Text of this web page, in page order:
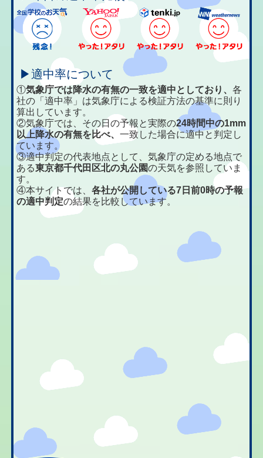
▶適中率について
①気象庁では降水の有無の一致を適中としており、各
社の「適中率」は気象庁による検証方法の基準に則り
算出しています。
②気象庁では、その日の予報と実際の24時間中の1mm
以上降水の有無を比べ、一致した場合に適中と判定し
ています。
③適中判定の代表地点として、気象庁の定める地点で
ある東京都千代田区北の丸公園の天気を参照していま
す。
④本サイトでは、各社が公開している7日前0時の予報
の適中判定の結果を比較しています。